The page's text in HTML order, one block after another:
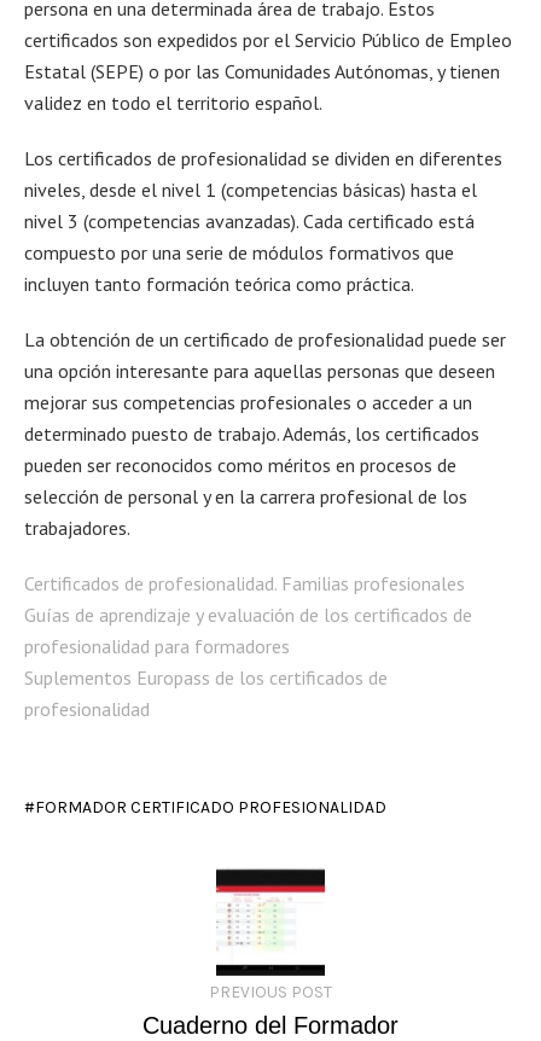
persona en una determinada área de trabajo. Estos
certificados son expedidos por el Servicio Público de Empleo
Estatal (SEPE) o por las Comunidades Autónomas, y tienen
validez en todo el territorio español.
Los certificados de profesionalidad se dividen en diferentes
niveles, desde el nivel 1 (competencias básicas) hasta el
nivel 3 (competencias avanzadas). Cada certificado está
compuesto por una serie de módulos formativos que
incluyen tanto formación teórica como práctica.
La obtención de un certificado de profesionalidad puede ser
una opción interesante para aquellas personas que deseen
mejorar sus competencias profesionales o acceder a un
determinado puesto de trabajo. Además, los certificados
pueden ser reconocidos como méritos en procesos de
selección de personal y en la carrera profesional de los
trabajadores.
Certificados de profesionalidad. Familias profesionales
Guías de aprendizaje y evaluación de los certificados de
profesionalidad para formadores
Suplementos Europass de los certificados de
profesionalidad
FORMADOR CERTIFICADO PROFESIONALIDAD
PREVIOUS POST
Cuaderno del Formador